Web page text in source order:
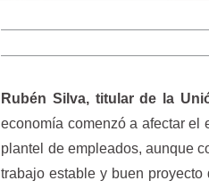
Rubén Silva, titular de la
economía comenzó a afectar el
plantel de empleados, aunque
trabajo estable y buen